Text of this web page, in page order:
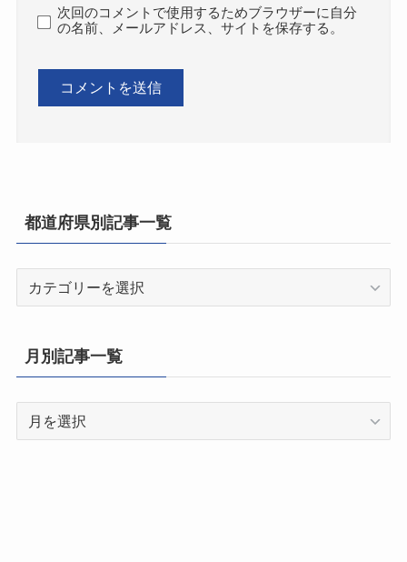
次回のコメントで使用するためブラウザーに自分
の名前、メールアドレス、サイトを保存する。
都道府県別記事一覧
県
別
一
月別記事一覧